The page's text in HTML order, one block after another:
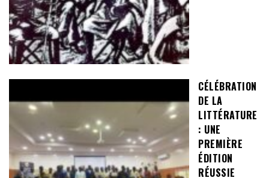
CÉLÉBRATION
DE LA
LITTÉRATURE
: UNE
PREMIÈRE
ÉDITION
RÉUSSIE